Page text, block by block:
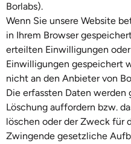
Borlabs).
Wenn Sie unsere Website
in Ihrem Browser
erteilten Einwilligungen
Einwilligungen gespeichert
nicht an den Anbieter von
Die erfassten Daten werden
Löschung auffordern bzw.
löschen oder der Zweck für
Zwingende gesetzliche